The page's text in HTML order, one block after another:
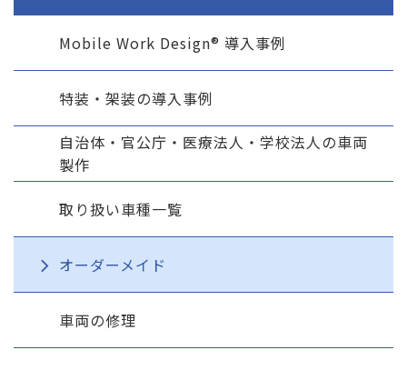
Mobile Work Design® 導入事例
特装・架装の導入事例
自治体・官公庁・医療法人・学校法人の車両
製作
取り扱い車種一覧
オーダーメイド
車両の修理